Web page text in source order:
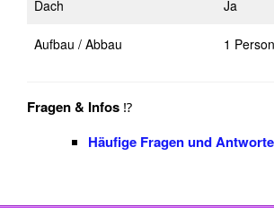
Dach Ja
Aufbau / Abbau 1 Person
Fragen & Infos ⁉️
Häufige Fragen und